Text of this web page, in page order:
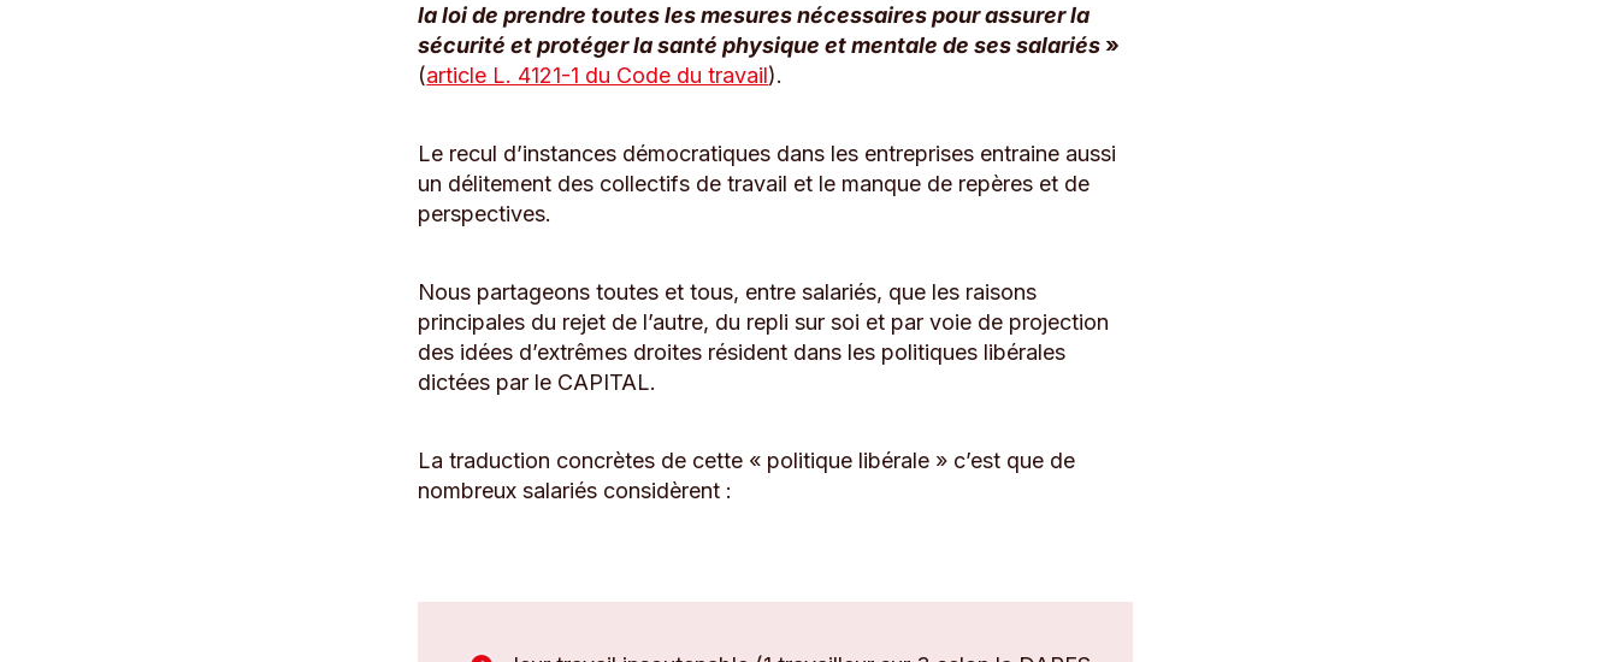
la loi de prendre toutes les mesures nécessaires pour assurer la
sécurité et protéger la santé physique et mentale de ses salariés »
(article L. 4121-1 du Code du travail).
Le recul d’instances démocratiques dans les entreprises entraine aussi
un délitement des collectifs de travail et le manque de repères et de
perspectives.
Nous partageons toutes et tous, entre salariés, que les raisons
principales du rejet de l’autre, du repli sur soi et par voie de projection
des idées d’extrêmes droites résident dans les politiques libérales
dictées par le CAPITAL.
La traduction concrètes de cette « politique libérale » c’est que de
nombreux salariés considèrent :